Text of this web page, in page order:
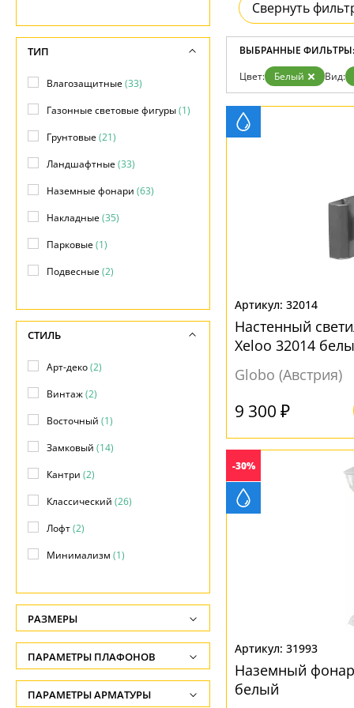
Установка
Дизайнерам
Контакты
Современный
Флористика
Хай тек
Свернуть
ВЫБРАННЫЕ ФИЛЬТРЫ:
Цвет: Белый Вид:
32014
Настенный
Xeloo 32014
Globo (Австрия)
9 300 ₽
-30%
31993
Наземный
белый
ТИП
Влагозащитные(33)
Газонные световые фигуры(1)
Грунтовые(21)
Ландшафтные(33)
Наземные фонари (63)
Накладные(35)
Парковые(1)
Подвесные(2)
Потолочные(13)
СТИЛЬ
Арт-деко(2)
Винтаж(2)
Восточный (1)
Замковый (14)
Кантри (2)
Классический (26)
Лофт(2)
Минимализм (1)
Морской(1)
Прованс(4)
Ретро(6)
Современный(87)
РАЗМЕРЫ
Высота, см
-
Глубина, см
ПАРАМЕТРЫ ПЛАФОНОВ
ФОРМА ПЛАФОНА
ПАРАМЕТРЫ АРМАТУРЫ